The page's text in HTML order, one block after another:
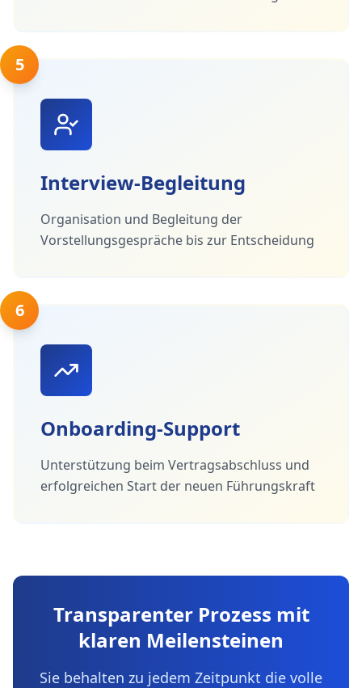
5
Interview-Begleitung
Organisation und Begleitung der
Vorstellungsgespräche bis zur Entscheidung
6
Onboarding-Support
Unterstützung beim Vertragsabschluss und
erfolgreichen Start der neuen Führungskraft
Transparenter Prozess mit
klaren Meilensteinen
Sie behalten zu jedem Zeitpunkt die volle